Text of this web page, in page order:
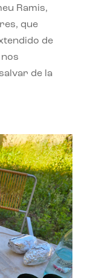
Ramis,
que
de
de la